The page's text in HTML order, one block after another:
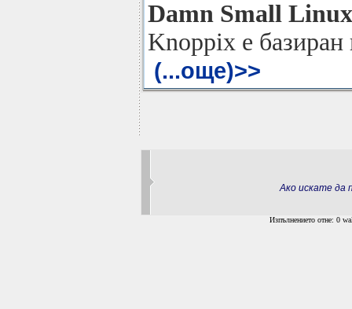
Damn Small Linux
Knoppix е
(...още)>>
Ако искате да
Изпълнението отне: 0